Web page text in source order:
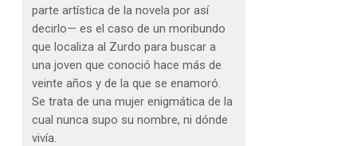
parte artística de la novela por así
decirlo— es el caso de un moribundo
que localiza al Zurdo para buscar a
una joven que conoció hace más de
veinte años y de la que se enamoró.
Se trata de una mujer enigmática de la
cual nunca supo su nombre, ni dónde
vivía.